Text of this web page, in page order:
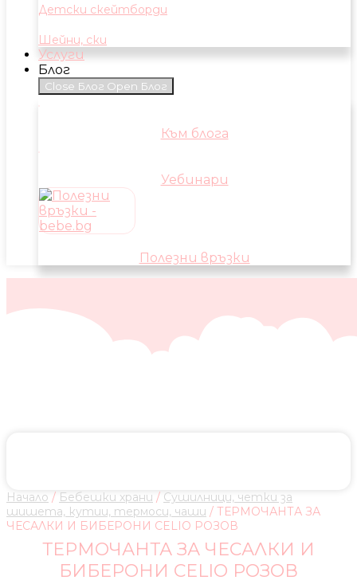
Детски скейтборди
Шейни, ски
Услуги
Блог
Close Блог Open Блог
Към блога
Уебинари
Полезни връзки
Начало / Бебешки храни / Сушилници, четки за
шишета, кутии, термоси, чаши / ТЕРМОЧАНТА ЗА
ЧЕСАЛКИ И БИБЕРОНИ CELIO РОЗОВ
ТЕРМОЧАНТА ЗА ЧЕСАЛКИ И
БИБЕРОНИ CELIO РОЗОВ